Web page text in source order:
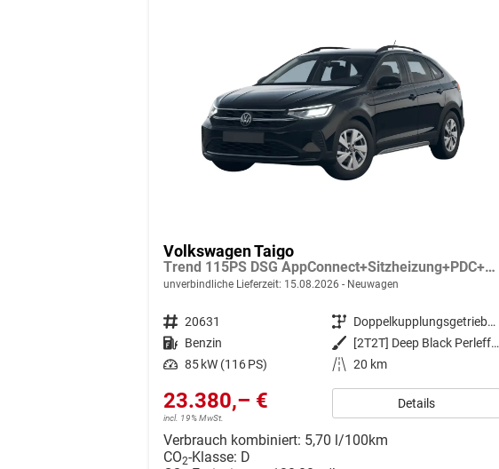
Volkswagen Taigo
Trend 115PS DSG AppConnect+Sitzheizung+PDC+Alu16+LED+DAB+FrontAssist
unverbindliche Lieferzeit: 15.08.2026 Neuwagen
Fahrzeugnr. 20631 Getriebe
Doppelkupplungsgetriebe (DSG)
Kraftstoff Benzin Außenfarbe
[2T2T] Deep Black Perleffekt
Leistung 85 kW (116 PS) Kilometerstand 20 km
23.380,– €
incl. 19% MwSt.
Details
Verbrauch kombiniert: 5,70 l/100km
CO2-Klasse: D